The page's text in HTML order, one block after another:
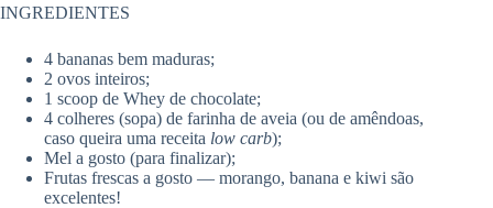
INGREDIENTES
4 bananas bem maduras;
2 ovos inteiros;
1 scoop de Whey de chocolate;
4 colheres (sopa) de farinha de aveia (ou de amêndoas,
caso queira uma receita low carb);
Mel a gosto (para finalizar);
Frutas frescas a gosto — morango, banana e kiwi são
excelentes!